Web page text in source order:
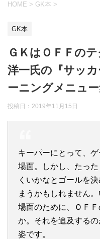
HOME > GK本 >
GK本
ＧＫはＯＦＦの
洋一氏の『サッ
ーニングメニュ
投稿日： 2019年11月15日
キーパーにとって、
場面。しかし、たっ
くいかなとゴールを
まうかもしれません
場面のために、ＯＦ
か。それを追及する
姿です。